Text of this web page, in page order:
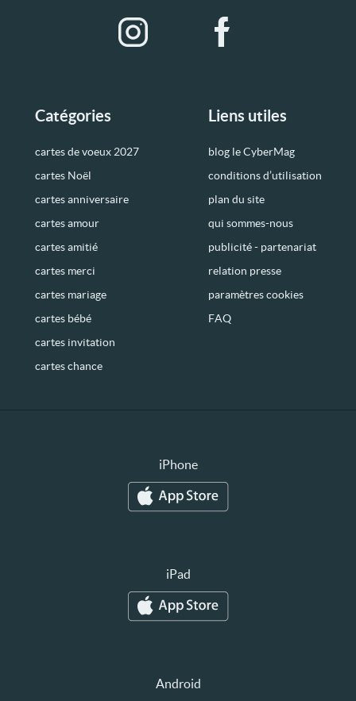
Catégories
cartes de voeux 2027
cartes Noël
cartes anniversaire
cartes amour
cartes amitié
cartes merci
cartes mariage
cartes bébé
cartes invitation
cartes chance
Liens utiles
blog le CyberMag
conditions d’utilisation
plan du site
qui sommes-nous
publicité - partenariat
relation presse
paramètres cookies
FAQ
iPhone
iPad
Android